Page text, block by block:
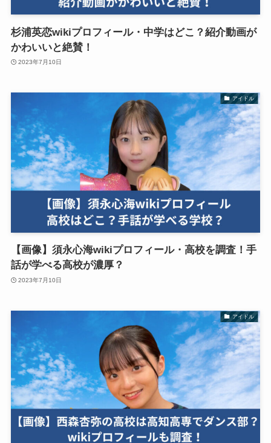
杉浦英恋wikiプロフィール・中学はどこ？紹介動画が
かわいいと絶賛！
2023年7月10日
アイドル
【画像】須永心海wikiプロフィール・高校を調査！手
話が学べる高校が濃厚？
2023年7月10日
アイドル